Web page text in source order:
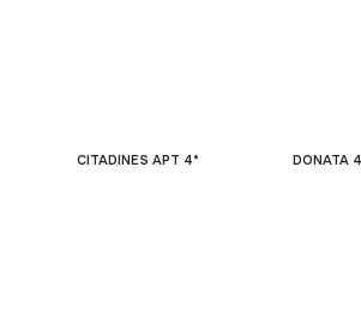
CITADINES APT 4* DONATA